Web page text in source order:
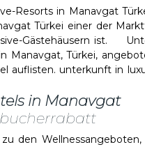
Resorts in Manavgat
Türkei einer der
Gästehäusern ist.
Manavgat, Türkei,
auflisten. unterkunft in
in Manavgat
den Wellnessangeboten,